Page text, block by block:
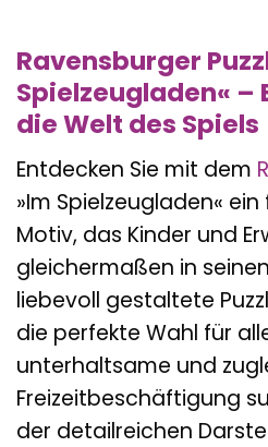
Ravensburger
Spielzeugladen« –
die Welt des Spiels
Entdecken Sie mit dem
»Im Spielzeugladen«
Motiv, das Kinder und
gleichermaßen in
liebevoll gestaltete
die perfekte Wahl für
unterhaltsame und
Freizeitbeschäftigung
der detailreichen